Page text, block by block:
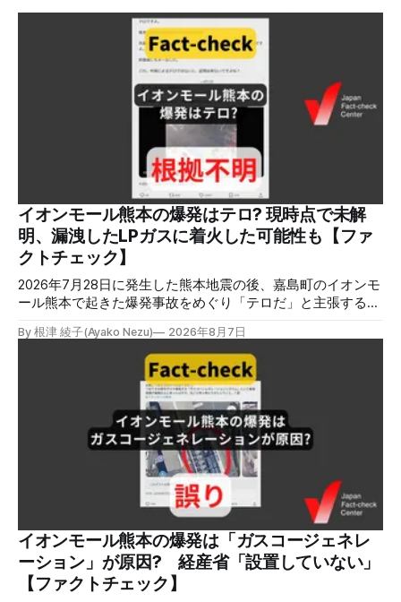
イオンモール熊本の爆発はテロ? 現時点で未解
明、漏洩したLPガスに着火した可能性も【ファ
クトチェック】
2026年7月28日に発生した熊本地震の後、嘉島町のイオンモ
ール熊本で起きた爆発事故をめぐり「テロだ」と主張する投
LPガスに着火した可能性に言及していますが、現時点で未解
明です。イオンは8月5日、外部専門家らによる事故調査委員
会を設置すると発表しました。 検証対象 拡散した言説 2026
年8月2日、イオンモール熊本の爆発がテロによるものだと主
張する投稿がＸで拡散した。 検証する理由 8月5日現在、投
稿は600回以上リポストされ、表示は19万件を超える。 同様
の情報の拡散量を調べるため、「熊本」「イオンモール」
「爆発」「テロ」など複数のキーワードを組み合わせてソー
シャル分析ツールMeltwaterで調べると、総投稿数は8月5日
までに約9900件あった(例1,2,3)。拡散のほとんどはXだ。 こ
れらの投稿は根拠を示していないが、「ガス爆発には見えな
いね」「これは 熊本を略奪する為のテロですよ」など、投
稿を真に受けたり、同調する反応が多い。「デマまたは不確
定な情報を流すな」や「陰謀論だよ」などの指摘
By 根津 綾子(Ayako Nezu) 2026年8月7日
イオンモール熊本の爆発は「ガスコージェネレ
ーション」が原因? 経産省「設置していない」
【ファクトチェック】